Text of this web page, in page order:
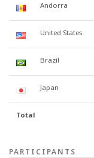
Andorra
United States
Brazil
Japan
Total
PARTICIPANTS